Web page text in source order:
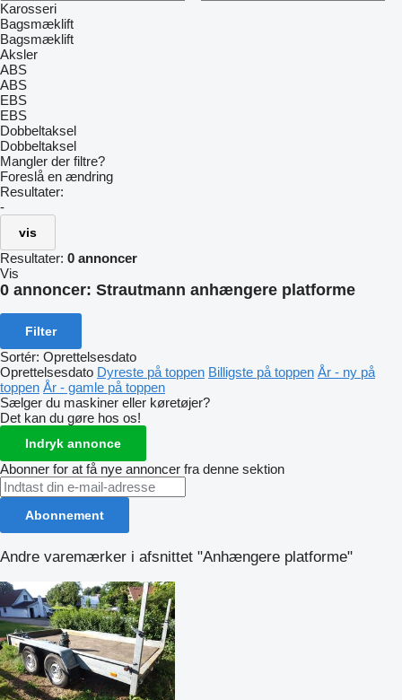
Karosseri
Bagsmæklift
Bagsmæklift
Aksler
ABS
ABS
EBS
EBS
Dobbeltaksel
Dobbeltaksel
Mangler der filtre?
Foreslå en ændring
Resultater:
-
vis
Resultater: 0 annoncer
Vis
0 annoncer: Strautmann anhængere platforme
Filter
Sortér: Oprettelsesdato
Oprettelsesdato Dyreste på toppen Billigste på toppen År - ny på
toppen År - gamle på toppen
Sælger du maskiner eller køretøjer?
Det kan du gøre hos os!
Indryk annonce
Abonner for at få nye annoncer fra denne sektion
Abonnement
Andre varemærker i afsnittet "Anhængere platforme"